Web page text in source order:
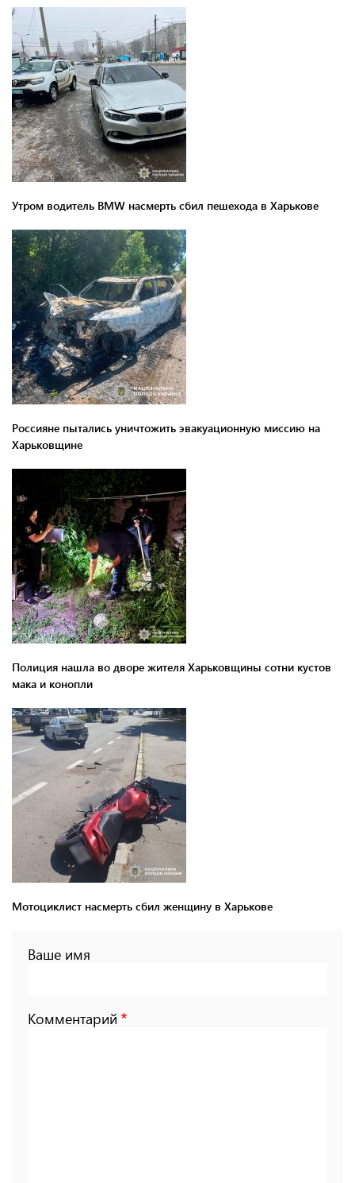
Утром водитель BMW насмерть сбил пешехода в Харькове
Россияне пытались уничтожить эвакуационную миссию на
Харьковщине
Полиция нашла во дворе жителя Харьковщины сотни кустов
мака и конопли
Мотоциклист насмерть сбил женщину в Харькове
Ваше имя
Комментарий